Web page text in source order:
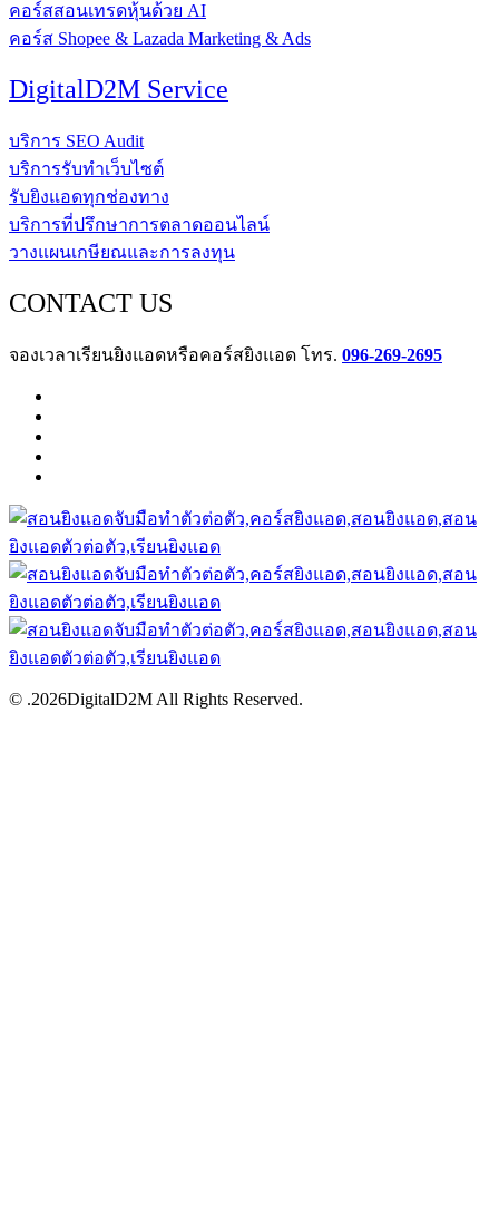
คอร์สสอนเทรดหุ้นด้วย AI
คอร์ส Shopee & Lazada Marketing & Ads
DigitalD2M Service
บริการ SEO Audit
บริการรับทำเว็บไซต์
รับยิงแอดทุกช่องทาง
บริการที่ปรึกษาการตลาดออนไลน์
วางแผนเกษียณและการลงทุน
CONTACT US
จองเวลาเรียนยิงแอดหรือคอร์สยิงแอด โทร. 096-269-2695
© .2026DigitalD2M All Rights Reserved.